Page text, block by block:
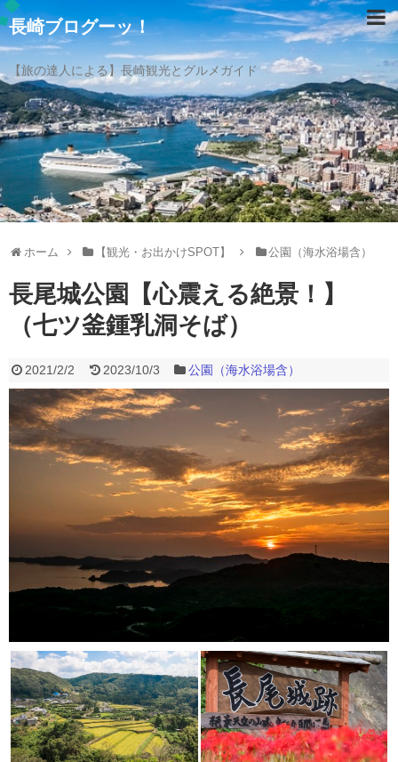
長崎ブログーッ！
【旅の達人による】長崎観光とグルメガイド
ホーム 【観光・お出かけSPOT】 公園（海水浴場含）
長尾城公園【心震える絶景！】
（七ツ釜鍾乳洞そば）
2021/2/2 2023/10/3 公園（海水浴場含）